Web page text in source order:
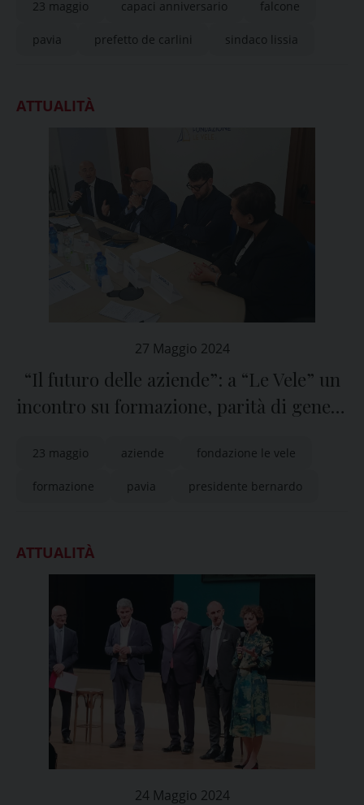
23 maggio capaci anniversario falcone
pavia prefetto de carlini sindaco lissia
ATTUALITÀ
27 Maggio 2024
“Il futuro delle aziende”: a “Le Vele” un
incontro su formazione, parità di genere
23 maggio aziende fondazione le vele
formazione pavia presidente bernardo
ATTUALITÀ
24 Maggio 2024